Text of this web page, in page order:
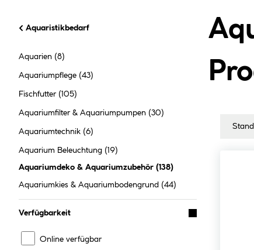
Aquaristikbedarf
Aquarien (8)
Aquariumpflege (43)
Fischfutter (105)
Aquariumfilter & Aquariumpumpen (30)
Aquariumtechnik (6)
Aquarium Beleuchtung (19)
Aquariumdeko & Aquariumzubehör (138)
Aquariumkies & Aquariumbodengrund (44)
Verfügbarkeit
Online verfügbar